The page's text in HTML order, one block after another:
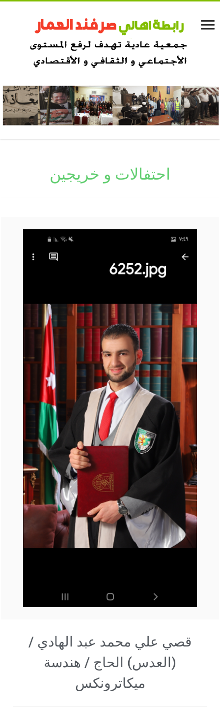
احتفالات و خريجين
قصي علي محمد عبد الهادي /
(العدس) الحاج / هندسة
ميكاترونكس